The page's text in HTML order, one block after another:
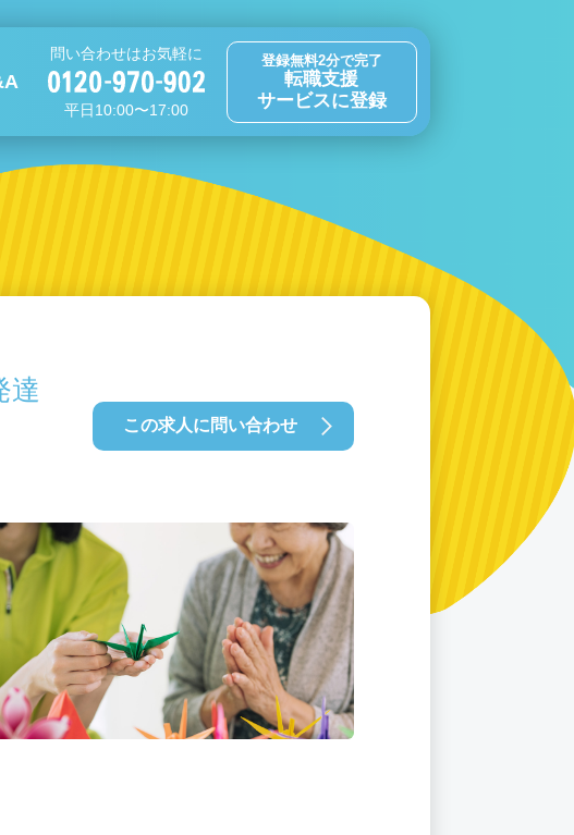
問い合わせはお気軽に
平日10:00〜17:00
登録無料2分で完了
転職支援
サービスに登録
達
この求人に問い合わせ